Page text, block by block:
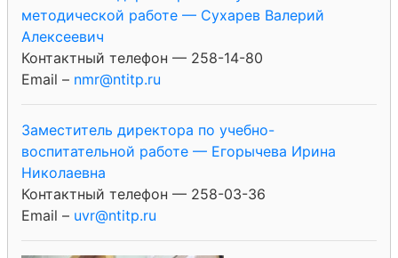
методической работе — Сухарев Валерий
Алексеевич
Контактный телефон — 258-14-80
Email – nmr@ntitp.ru
Заместитель директора по учебно-
воспитательной работе — Егорычева Ирина
Николаевна
Контактный телефон — 258-03-36
Email – uvr@ntitp.ru